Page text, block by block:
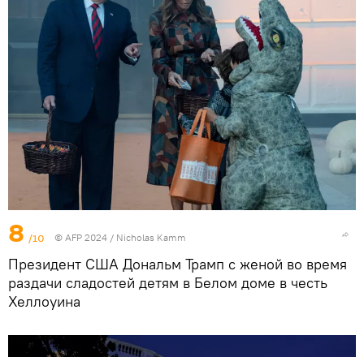
8 /10 © AFP 2024 / Nicholas Kamm
Президент США Дональм Трамп с женой во время
раздачи сладостей детям в Белом доме в честь
Хеллоуина